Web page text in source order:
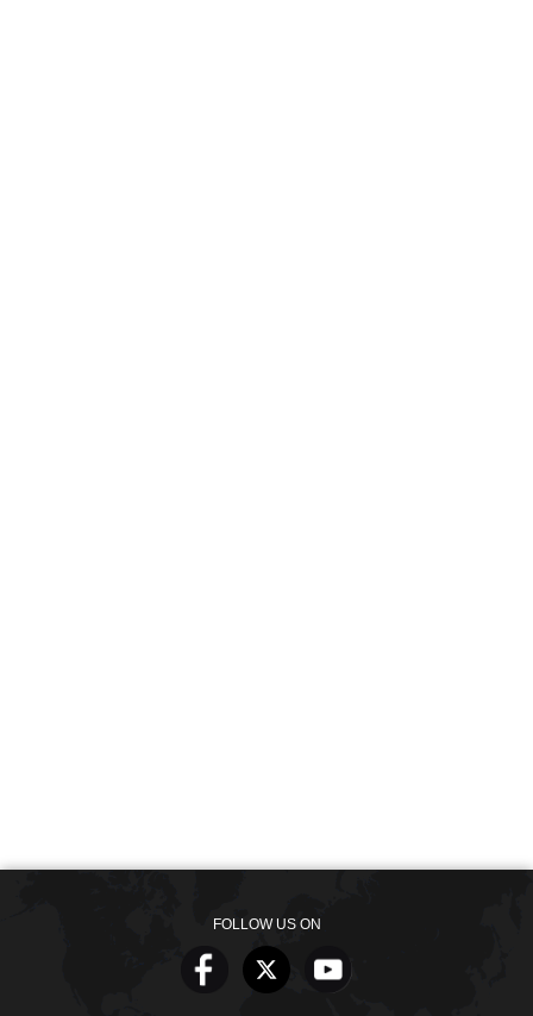
FOLLOW US ON